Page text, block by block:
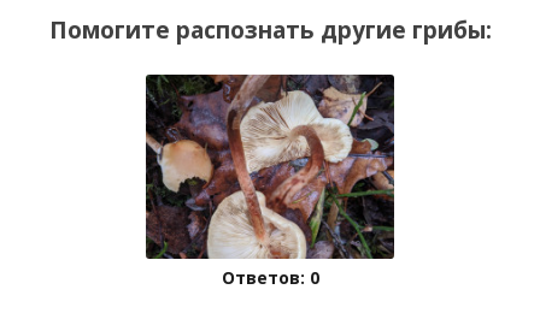
Помогите распознать другие грибы:
Ответов: 0